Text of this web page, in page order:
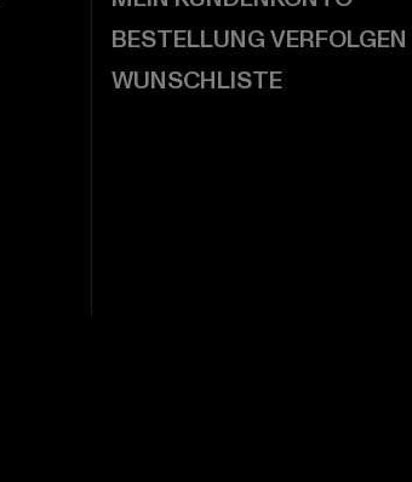
BESTELLUNG VERFOLGEN
WUNSCHLISTE